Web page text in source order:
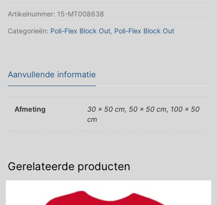
aantal
Artikelnummer: 15-MT008638
Categorieën: Poli-Flex Block Out, Poli-Flex Block Out
Aanvullende informatie
Afmeting
30 x 50 cm, 50 x 50 cm, 100 x 50
cm
Gerelateerde producten